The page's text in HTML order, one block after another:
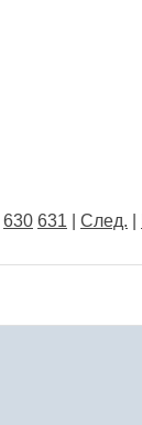
630 631 След.